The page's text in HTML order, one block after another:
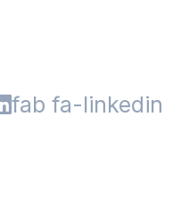
fab fa-linkedin